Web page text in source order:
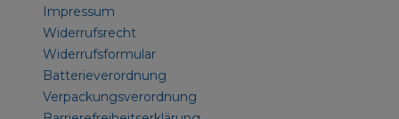
Impressum
Widerrufsrecht
Widerrufsformular
Batterieverordnung
Verpackungsverordnung